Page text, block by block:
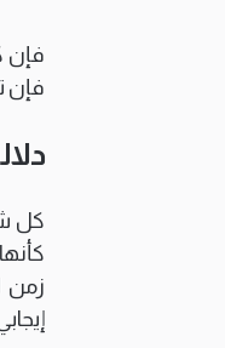
فإن
فإن
كل
زمن